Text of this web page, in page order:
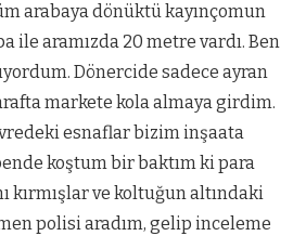
arabaya dönüktü kayınçomun
ile aramızda 20 metre vardı. Ben
Dönercide sadece ayran
markete kola almaya girdim.
esnaflar bizim inşaata
koştum bir baktım ki para
kırmışlar ve koltuğun altındaki
polisi aradım, gelip inceleme